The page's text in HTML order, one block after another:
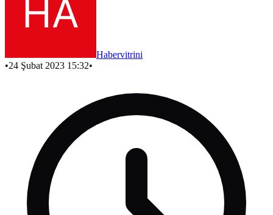
Habervitrini
•24 Şubat 2023 15:32•